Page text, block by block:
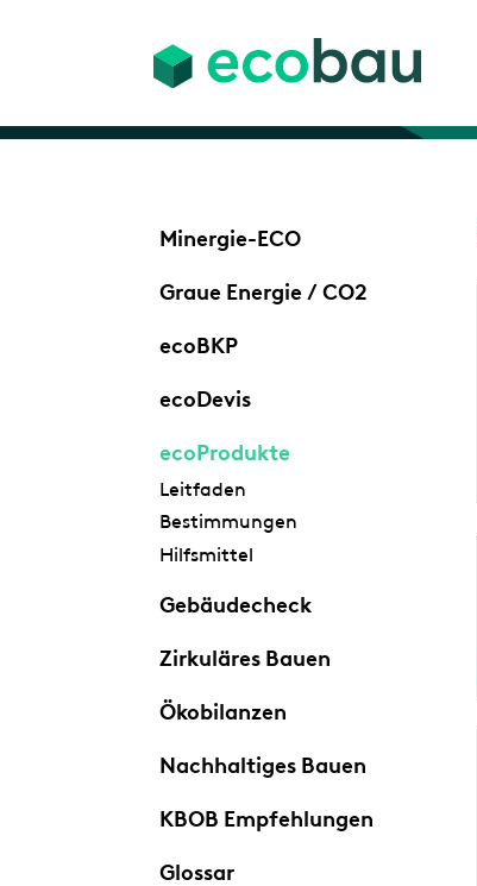
Minergie-ECO
Graue Energie / CO2
ecoBKP
ecoDevis
ecoProdukte
Leitfaden
Bestimmungen
Hilfsmittel
Gebäudecheck
Zirkuläres Bauen
Ökobilanzen
Nachhaltiges Bauen
KBOB Empfehlungen
Glossar